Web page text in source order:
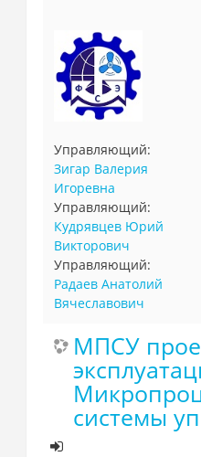
Управляющий:
Зигар Валерия
Игоревна
Управляющий:
Кудрявцев Юрий
Викторович
Управляющий:
Радаев Анатолий
Вячеславович
МПСУ
системы